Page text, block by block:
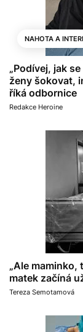
NAHOTA A
„Podívej, jak
ženy šokovat,
říká odbornice
Redakce Heroine
„Ale maminko,
matek začíná
Tereza Semotamová